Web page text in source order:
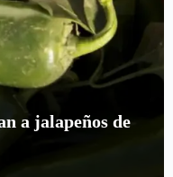
a jalapeños de